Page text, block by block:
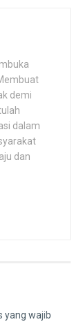
demi
dalam
dan
yang wajib